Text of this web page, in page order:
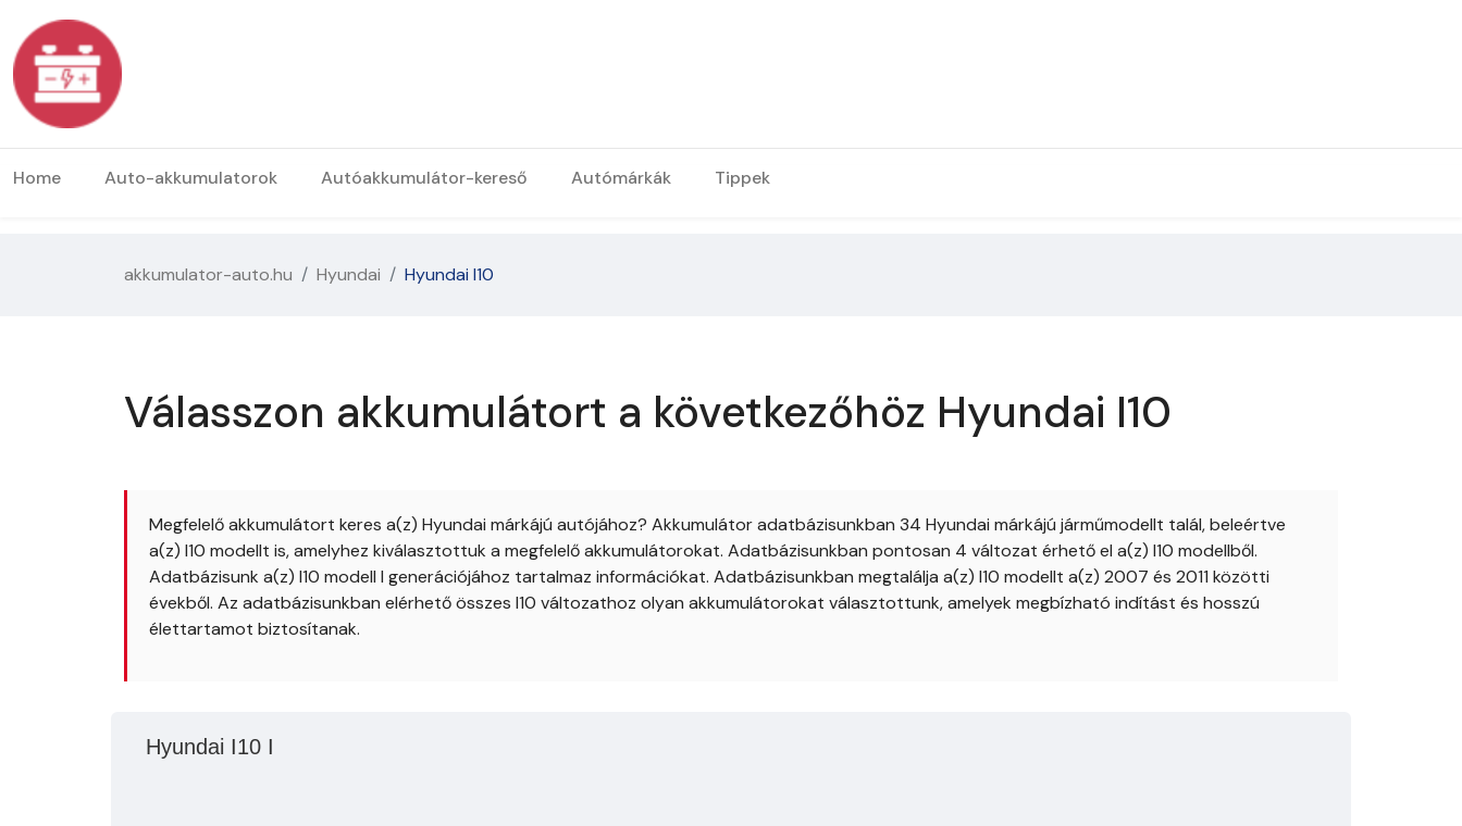
Home Auto-akkumulatorok Autóakkumulátor-kereső Autómárkák Tippek
akkumulator-auto.hu Hyundai Hyundai I10
Válasszon akkumulátort a következőhöz Hyundai I10
Megfelelő akkumulátort keres a(z) Hyundai márkájú autójához? Akkumulátor adatbázisunkban 34 Hyundai márkájú járműmodellt talál, beleértve
a(z) I10 modellt is, amelyhez kiválasztottuk a megfelelő akkumulátorokat. Adatbázisunkban pontosan 4 változat érhető el a(z) I10 modellből.
Adatbázisunk a(z) I10 modell I generációjához tartalmaz információkat. Adatbázisunkban megtalálja a(z) I10 modellt a(z) 2007 és 2011 közötti
évekből. Az adatbázisunkban elérhető összes I10 változathoz olyan akkumulátorokat választottunk, amelyek megbízható indítást és hosszú
élettartamot biztosítanak.
Hyundai I10 I